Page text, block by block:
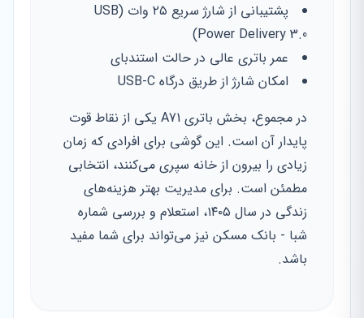
پشتیبانی از شارژ سریع ۲۵ وات (USB
Power Delivery 3.0)
عمر باتری عالی در حالت استندبای
امکان شارژ از طریق درگاه USB-C
در مجموع، بخش باتری A71 یکی از نقاط قوت
پایدار آن است. این گوشی برای افرادی که زمان
زیادی را بیرون از خانه سپری می‌کنند، انتخابی
مطمئن است. برای مدیریت بهتر هزینه‌های
زندگی در سال ۱۴۰۵، استعلام و بررسی شماره
شبا - بانک مسکن نیز می‌تواند برای شما مفید
باشد.